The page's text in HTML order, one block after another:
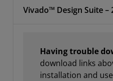
Vivado™ Design Suite –
Having trouble
download links
installation and